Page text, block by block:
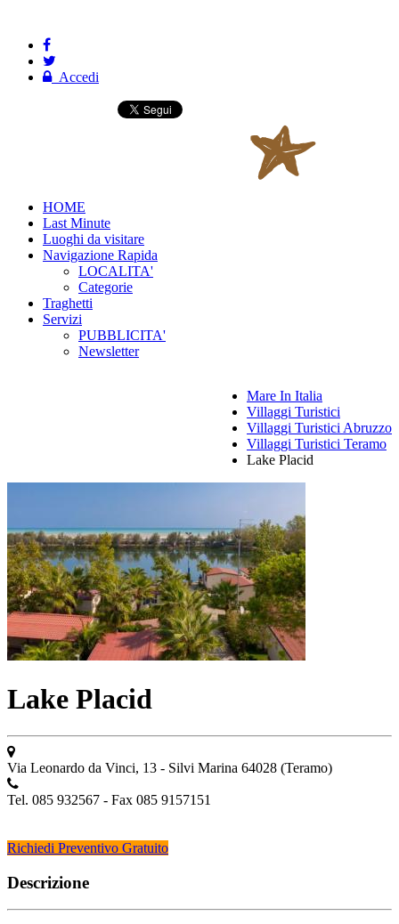
Accedi
HOME
Last Minute
Luoghi da visitare
Navigazione Rapida
LOCALITA'
Categorie
Traghetti
Servizi
PUBBLICITA'
Newsletter
Mare In Italia
Villaggi Turistici
Villaggi Turistici Abruzzo
Villaggi Turistici Teramo
Lake Placid
Lake Placid
Via Leonardo da Vinci, 13 - Silvi Marina 64028 (Teramo)
Tel. 085 932567 - Fax 085 9157151
Richiedi Preventivo Gratuito
Descrizione